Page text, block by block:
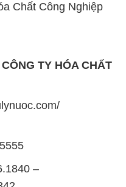
Chất Công Nghiệp
TY HÓA CHẤT
–